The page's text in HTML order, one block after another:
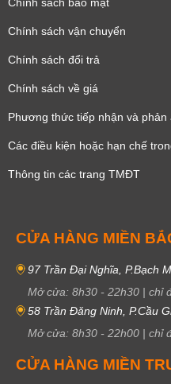
Chính sách vận chuyển
Chính sách đổi trả
Chính sách về giá
Phương thức tiếp nhận và
Các điều kiện hoặc hạn chế
Thông tin các trang TMĐT
CỬA HÀNG MIỀN
97 Trần Đại Nghĩa, P.Bạch
Mở cửa: 8h30 - 22h30 | chỉ
58 Trần Đăng Ninh, P.Cầu
Mở cửa: 8h30 - 22h00 | chỉ
CỬA HÀNG MIỀN